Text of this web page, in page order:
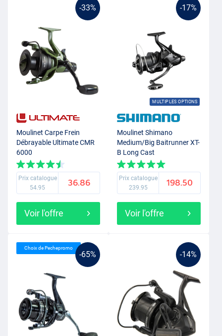
-33%
Moulinet Carpe Frein
Débrayable Ultimate CMR
6000
Prix catalogue
54.95
36.86
Voir l'offre
-17%
MULTIPLES OPTIONS
Moulinet Shimano
Medium/Big Baitrunner XT-
B Long Cast
Prix catalogue
239.95
198.50
Voir l'offre
-65%
Choix de Pechepromo
-14%